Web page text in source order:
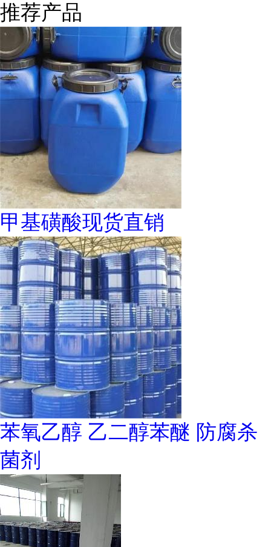
推荐产品
甲基磺酸现货直销
苯氧乙醇 乙二醇苯醚 防腐杀
菌剂